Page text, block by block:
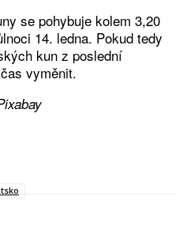
se pohybuje kolem 3,20
14. ledna. Pokud tedy
kun z poslední
vyměnit.